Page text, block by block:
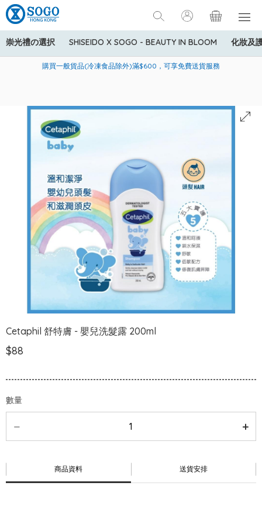
崇光禮の選択 SHISEIDO X SOGO - BEAUTY IN BLOOM 化妝及
美國運通Explorer®信用卡會員購物禮遇：高達5%簽賬回贈！
購買一般貨品(冷凍食品除外)滿$600，可享免費送貨服務
寄送中國內地服務只適用於指定商品，若訂單金額少於HK$600(折
Cetaphil 舒特膚 - 嬰兒洗髮露 200ml
$88
數量
商品資料 送貨安排